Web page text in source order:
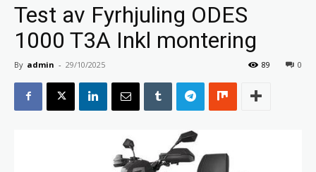
Test av Fyrhjuling ODES
1000 T3A Inkl montering
By admin - 29/10/2025 0
89